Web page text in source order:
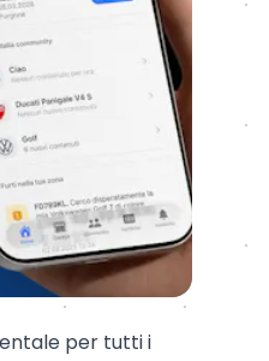
per tutti i